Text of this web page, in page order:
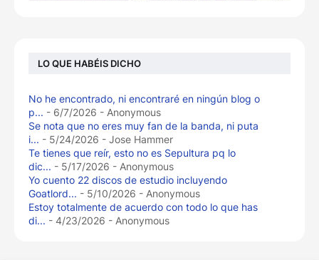
LO QUE HABÉIS DICHO
No he encontrado, ni encontraré en ningún blog o
p... - 6/7/2026 - Anonymous
Se nota que no eres muy fan de la banda, ni puta
i... - 5/24/2026 - Jose Hammer
Te tienes que reír, esto no es Sepultura pq lo
dic... - 5/17/2026 - Anonymous
Yo cuento 22 discos de estudio incluyendo
Goatlord... - 5/10/2026 - Anonymous
Estoy totalmente de acuerdo con todo lo que has
di... - 4/23/2026 - Anonymous